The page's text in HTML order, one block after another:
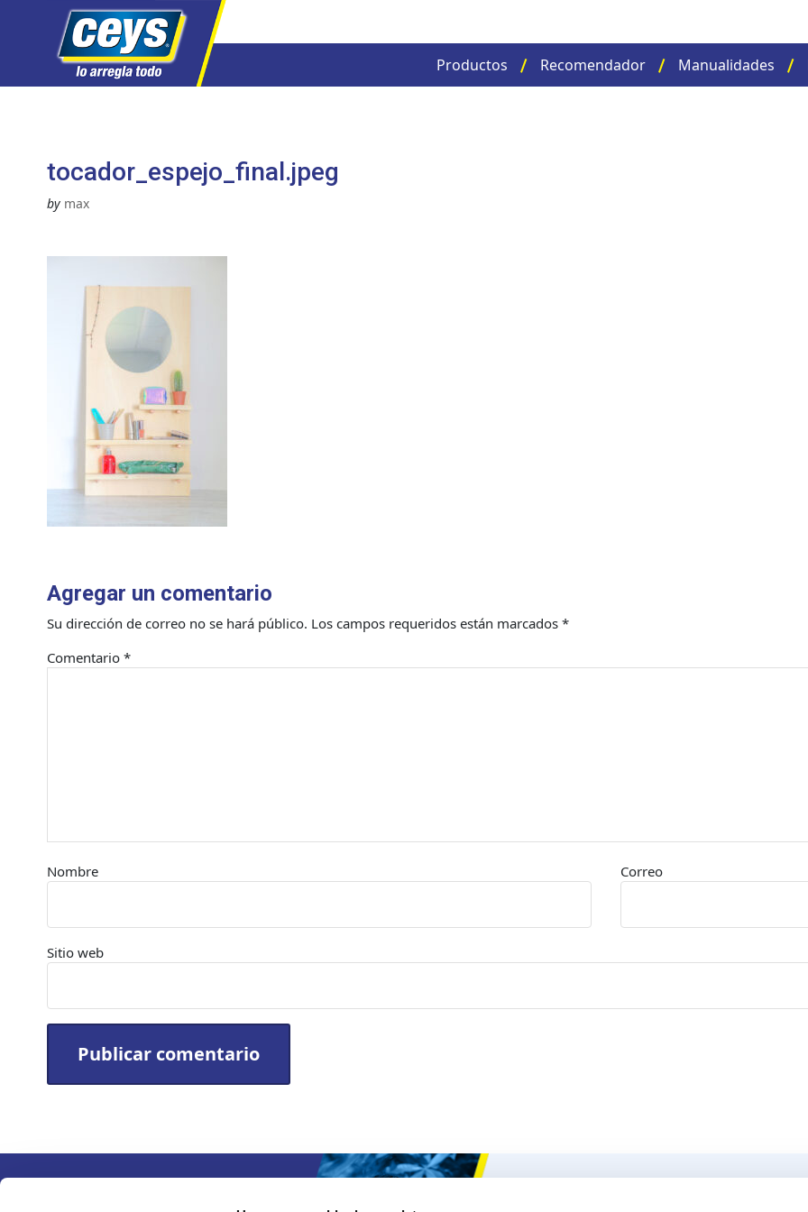
Productos Recomendador Manualidades
tocador_espejo_final.jpeg
by max
Agregar un comentario
Su dirección de correo no se hará público. Los campos requeridos están marcados *
Comentario *
Nombre Correo
Sitio web